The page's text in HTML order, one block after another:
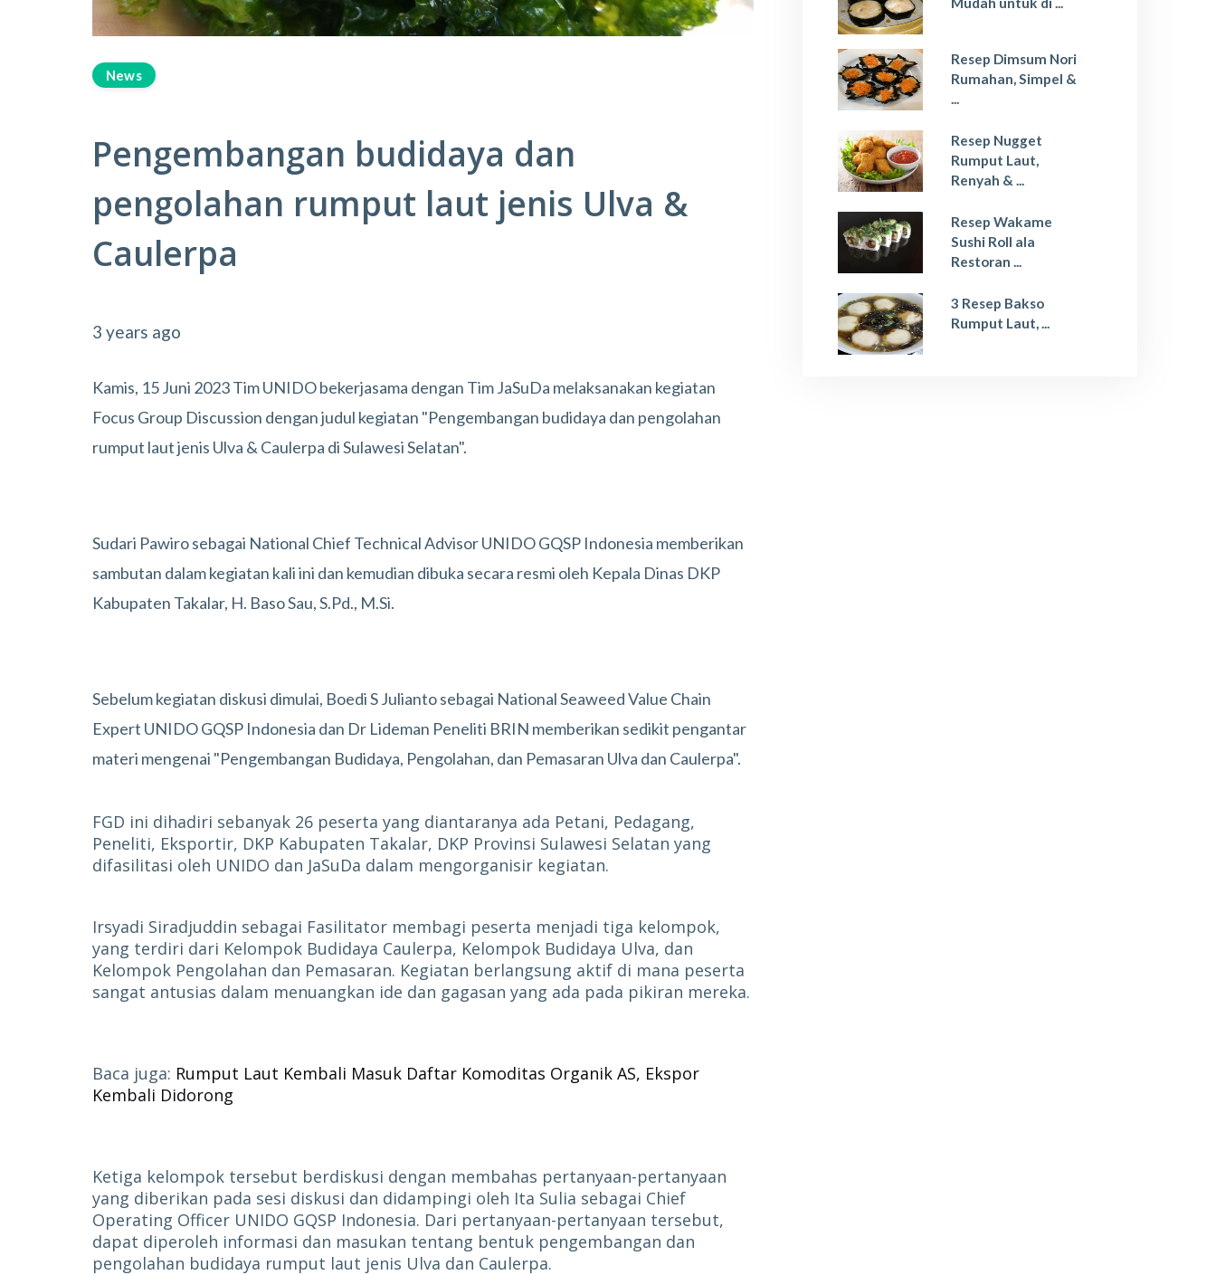
News
Pengembangan budidaya dan
pengolahan rumput laut jenis Ulva &
Caulerpa
3 years ago
Kamis, 15 Juni 2023 Tim UNIDO bekerjasama dengan Tim JaSuDa melaksanakan kegiatan
Focus Group Discussion dengan judul kegiatan "Pengembangan budidaya dan pengolahan
rumput laut jenis Ulva & Caulerpa di Sulawesi Selatan".
Sudari Pawiro sebagai National Chief Technical Advisor UNIDO GQSP Indonesia memberikan
sambutan dalam kegiatan kali ini dan kemudian dibuka secara resmi oleh Kepala Dinas DKP
Kabupaten Takalar, H. Baso Sau, S.Pd., M.Si.
Sebelum kegiatan diskusi dimulai, Boedi S Julianto sebagai National Seaweed Value Chain
Expert UNIDO GQSP Indonesia dan Dr Lideman Peneliti BRIN memberikan sedikit pengantar
materi mengenai "Pengembangan Budidaya, Pengolahan, dan Pemasaran Ulva dan Caulerpa".
FGD ini dihadiri sebanyak 26 peserta yang diantaranya ada Petani, Pedagang,
Peneliti, Eksportir, DKP Kabupaten Takalar, DKP Provinsi Sulawesi Selatan yang
difasilitasi oleh UNIDO dan JaSuDa dalam mengorganisir kegiatan.
Irsyadi Siradjuddin sebagai Fasilitator membagi peserta menjadi tiga kelompok,
yang terdiri dari Kelompok Budidaya Caulerpa, Kelompok Budidaya Ulva, dan
Kelompok Pengolahan dan Pemasaran. Kegiatan berlangsung aktif di mana peserta
sangat antusias dalam menuangkan ide dan gagasan yang ada pada pikiran mereka.
Baca juga: Rumput Laut Kembali Masuk Daftar Komoditas Organik AS, Ekspor
Kembali Didorong
Ketiga kelompok tersebut berdiskusi dengan membahas pertanyaan-pertanyaan
yang diberikan pada sesi diskusi dan didampingi oleh Ita Sulia sebagai Chief
Operating Officer UNIDO GQSP Indonesia. Dari pertanyaan-pertanyaan tersebut,
dapat diperoleh informasi dan masukan tentang bentuk pengembangan dan
pengolahan budidaya rumput laut jenis Ulva dan Caulerpa.
Resep Dimsum Nori
Rumahan, Simpel &
...
Resep Nugget
Rumput Laut,
Renyah & ...
Resep Wakame
Sushi Roll ala
Restoran ...
3 Resep Bakso
Rumput Laut, ...